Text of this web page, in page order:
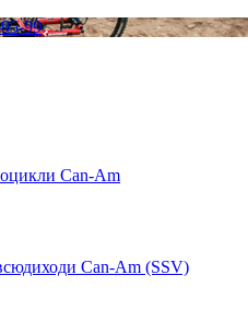
99
Can-Am
Can-Am (SSV)